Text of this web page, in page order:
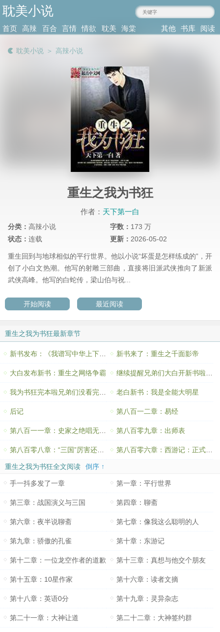
耽美小说
zhaoia.com
首页
高辣
百合
言情
情欲
耽美
海棠
其他
书库
阅读
耽美小说 ＞ 高辣小说
重生之我为书狂
作者： 天下第一白
分类： 高辣小说 字数： 173 万
状态： 连载 更新： 2026-05-02
重生回到与地球相似的平行世界。他以小说“坏蛋是怎样练成的”，开
创了小白文热潮。他写的射雕三部曲，直接将旧派武侠推向了新派
武侠高峰。他写的白蛇传，梁山伯与祝...
开始阅读 最近阅读
重生之我为书狂最新章节
新书发布：《我谱写中华上下五千年》 新书来了：重生之千面影帝
大白发布新书：重生之网络争霸 继续提醒兄弟们大白开新书啦：《我是全能大明星》
我为书狂完本啦兄弟们没看完结局的都看一下呀 老白新书：我是全能大明星
后记 第八百一二章：易经
第八百一一章：史家之绝唱无韵之离骚 第八百零九章：出师表
第八百零八章：“三国”厉害还是“战国”厉害？ 第八百零六章：西游记：正式销售
重生之我为书狂全文阅读 倒序 ↑
手一抖多发了一章 第一章：平行世界
第三章：战国演义与三国 第四章：聊斋
第六章：夜半说聊斋 第七章：像我这么聪明的人
第九章：骄傲的孔雀 第十章：东游记
第十二章：一位龙空作者的道歉 第十三章：真想与他交个朋友
第十五章：10星作家 第十六章：读者文摘
第十八章：英语0分 第十九章：灵异杂志
第二十一章：大神让道 第二十二章：大神签约群